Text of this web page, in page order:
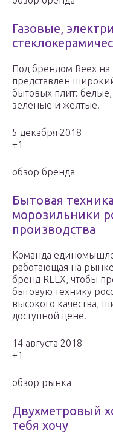
Газовые,
Под брендом Reex
представлен
бытовых плит:
зеленые и желтые.
5 декабря 2018
+1
обзор бренда
Бытовая
морозильники
производства
Команда
работающая на
бренд REEX, чтобы
бытовую технику
высокого качества,
доступной цене.
14 августа 2018
+1
обзор рынка
Двухметровый
тебя хочу